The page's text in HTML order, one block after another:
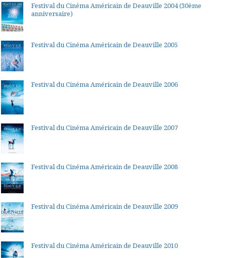
Festival du Cinéma Américain de Deauville 2004 (30ème
anniversaire)
Festival du Cinéma Américain de Deauville 2005
Festival du Cinéma Américain de Deauville 2006
Festival du Cinéma Américain de Deauville 2007
Festival du Cinéma Américain de Deauville 2008
Festival du Cinéma Américain de Deauville 2009
Festival du Cinéma Américain de Deauville 2010